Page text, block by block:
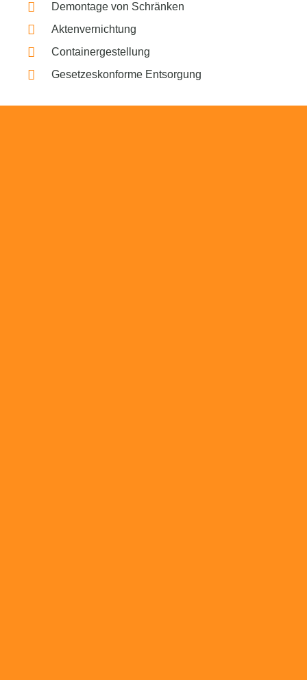
Demontage von Schränken
Aktenvernichtung
Containergestellung
Gesetzeskonforme Entsorgung